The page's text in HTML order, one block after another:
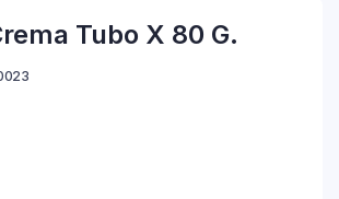
Tubo X 80 G.